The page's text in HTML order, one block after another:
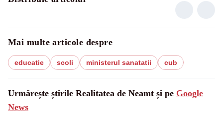
Mai multe articole despre
educatie scoli ministerul sanatatii cub
Urmărește știrile Realitatea de Neamt și pe Google
News